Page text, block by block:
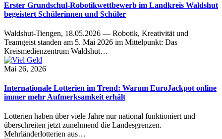
Erster Grundschul-Robotikwettbewerb im Landkreis Waldshut
begeistert Schülerinnen und Schüler
Waldshut-Tiengen, 18.05.2026 — Robotik, Kreativität und
Teamgeist standen am 5. Mai 2026 im Mittelpunkt: Das
Kreismedienzentrum Waldshut…
Mai 26, 2026
Internationale Lotterien im Trend: Warum EuroJackpot online
immer mehr Aufmerksamkeit erhält
Lotterien haben über viele Jahre nur national funktioniert und
überschreiten jetzt zunehmend die Landesgrenzen.
Mehrländerlotterien aus…